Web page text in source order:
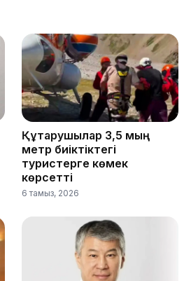
Құтқарушылар 3,5 мың
метр биіктіктегі
туристерге көмек
көрсетті
6 тамыз, 2026